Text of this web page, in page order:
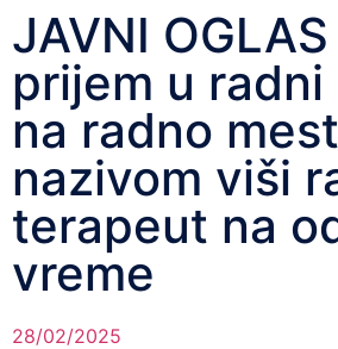
JAVNI
prijem u radni
na radno
nazivom viši
terapeut na
vreme
28/02/2025